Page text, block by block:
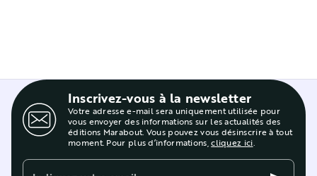
Inscrivez-vous à la newsletter
Votre adresse e-mail sera uniquement utilisée pour
vous envoyer des informations sur les actualités des
éditions Marabout. Vous pouvez vous désinscrire à tout
moment. Pour plus d’informations,cliquez ici.